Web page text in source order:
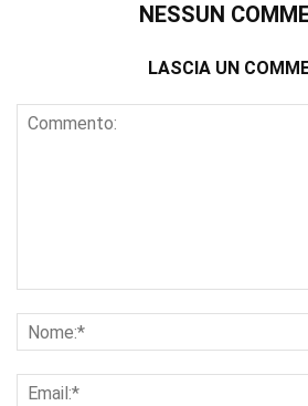
NESSUN
LASCIA UN